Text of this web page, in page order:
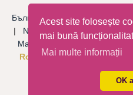
Acest site folosește
mai bună
Mai multe informații
OK
Български| Català|
| Nederlandse |English |
Magyar
Latviski
Română| Русский|Српски
Español|